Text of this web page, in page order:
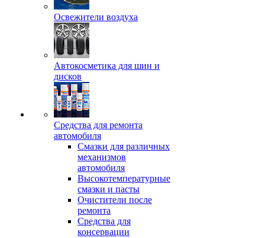
Освежители воздуха
Автокосметика для шин и
дисков
Средства для ремонта
автомобиля
Смазки для различных
механизмов
автомобиля
Высокотемпературные
смазки и пасты
Очистители после
ремонта
Средства для
консервации